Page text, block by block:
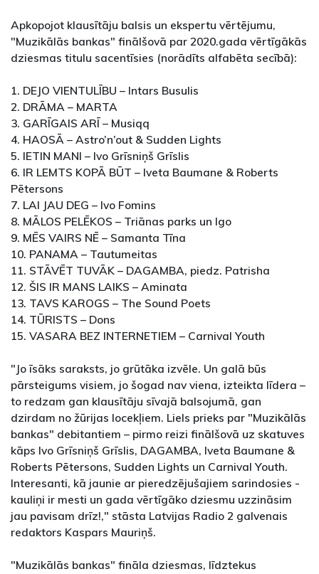
Apkopojot klausītāju balsis un ekspertu vērtējumu,
"Muzikālās bankas" finālšovā par 2020.gada vērtīgākās
dziesmas titulu sacentīsies (norādīts alfabēta secībā):
1. DEJO VIENTULĪBU – Intars Busulis
2. DRĀMA – MARTA
3. GARĪGAIS ARĪ – Musiqq
4. HAOSĀ – Astro’n’out & Sudden Lights
5. IETIN MANI – Ivo Grīsniņš Grīslis
6. IR LEMTS KOPĀ BŪT – Iveta Baumane & Roberts
Pētersons
7. LAI JAU DEG – Ivo Fomins
8. MĀLOS PELĒKOS – Triānas parks un Igo
9. MĒS VAIRS NĒ – Samanta Tīna
10. PANAMA – Tautumeitas
11. STĀVĒT TUVĀK – DAGAMBA, piedz. Patrisha
12. ŠIS IR MANS LAIKS – Aminata
13. TAVS KAROGS – The Sound Poets
14. TŪRISTS – Dons
15. VASARA BEZ INTERNETIEM – Carnival Youth
"Jo īsāks saraksts, jo grūtāka izvēle. Un galā būs
pārsteigums visiem, jo šogad nav viena, izteikta līdera –
to redzam gan klausītāju sīvajā balsojumā, gan
dzirdam no žūrijas locekļiem. Liels prieks par "Muzikālās
bankas" debitantiem – pirmo reizi finālšovā uz skatuves
kāps Ivo Grīsniņš Grīslis, DAGAMBA, Iveta Baumane &
Roberts Pētersons, Sudden Lights un Carnival Youth.
Interesanti, kā jaunie ar pieredzējušajiem sarindosies -
kauliņi ir mesti un gada vērtīgāko dziesmu uzzināsim
jau pavisam drīz!," stāsta Latvijas Radio 2 galvenais
redaktors Kaspars Mauriņš.
"Muzikālās bankas" fināla dziesmas, līdztekus